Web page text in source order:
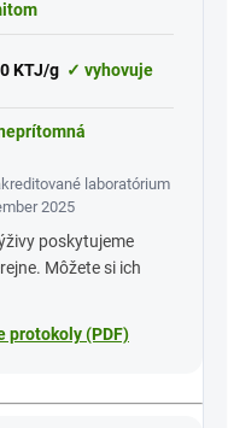
KTJ/g ✓ vyhovuje
laboratórium
2025
poskytujeme
Môžete si ich
protokoly (PDF)